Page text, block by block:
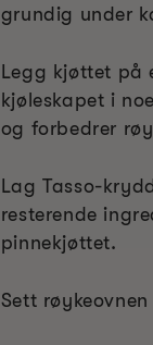
grundig under
Legg kjøttet på
kjøleskapet i
og forbedrer
Lag Tasso-
resterende
pinnekjøttet.
Sett